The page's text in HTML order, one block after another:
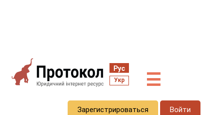
Рус
Укр ☰
Зарегистрироваться Войти